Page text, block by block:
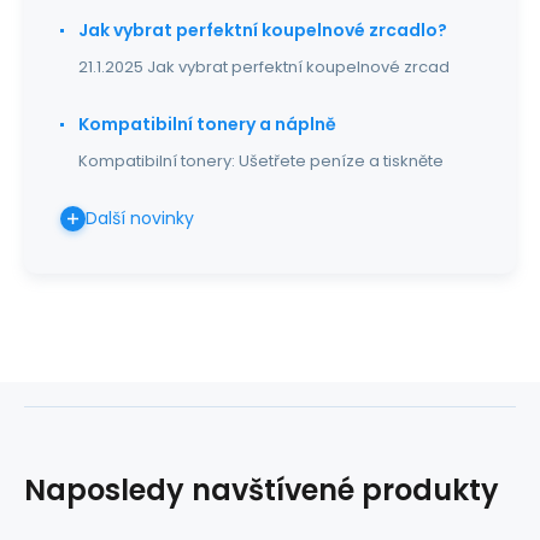
Jak vybrat perfektní koupelnové zrcadlo?
21.1.2025 Jak vybrat perfektní koupelnové zrcad
Kompatibilní tonery a náplně
Kompatibilní tonery: Ušetřete peníze a tiskněte
Další novinky
Naposledy navštívené produkty